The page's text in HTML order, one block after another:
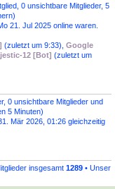
0 unsichtbare Mitglieder, 5
21. Jul 2025 online waren.
(zuletzt um 9:33), Google
12 [Bot] (zuletzt um
0 unsichtbare Mitglieder und
5 Minuten)
Mär 2026, 01:26 gleichzeitig
insgesamt 1289 • Unser